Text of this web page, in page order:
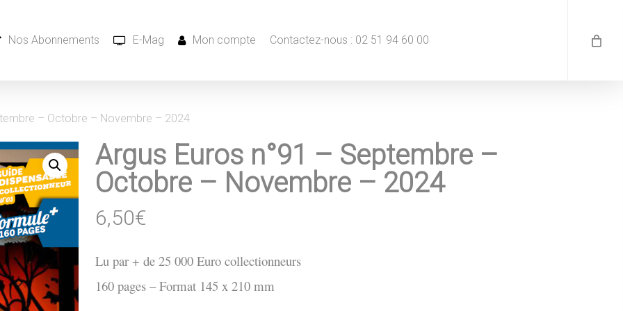
Nos Abonnements E-Mag Mon compte Contactez-nous : 02 51 94 60 00
– Octobre – Novembre – 2024
Argus Euros n°91 – Septembre –
Octobre – Novembre – 2024
6,50€
Lu par + de 25 000 Euro collectionneurs
160pages – Format 145 x 210 mm